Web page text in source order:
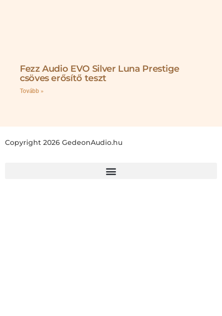
Fezz Audio EVO Silver Luna Prestige
csöves erősítő teszt
Tovább »
Copyright 2026 GedeonAudio.hu